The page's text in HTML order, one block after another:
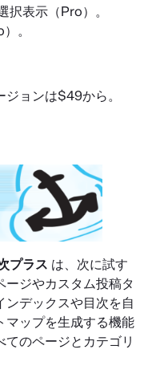
表示（Pro）。
。
ョンは$49から。
プラス は、次に試す
ジやカスタム投稿タ
デックスや目次を自
マップを生成する機能
のページとカテゴリ